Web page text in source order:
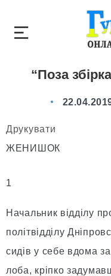
“Поза
Друкувати
ЖЕНИШОК
1
Начальник відділу
політвідділу
сидів у себе вдома
лоба, кріпко